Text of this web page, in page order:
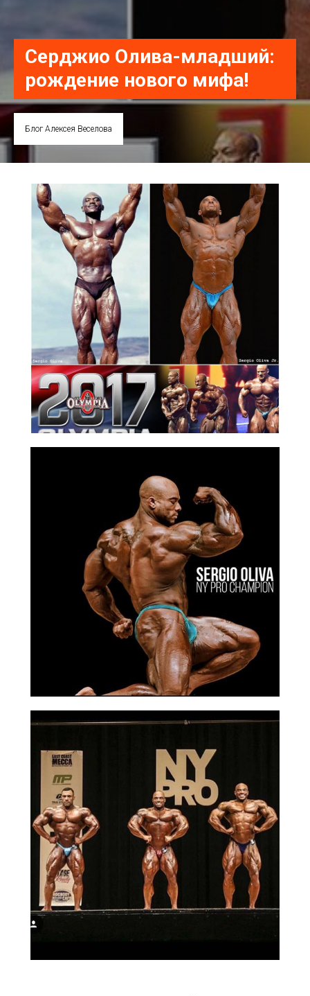
Серджио Олива-младший:
рождение нового мифа!
Блог Алексея Веселова